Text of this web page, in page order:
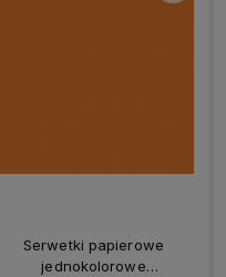
Serwetki papierowe
jednokolorowe